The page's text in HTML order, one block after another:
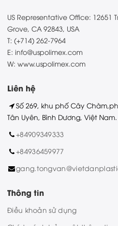
US Representative Office: 12651
Grove, CA 92843, USA
T: (+714) 262-7964
E: info@uspolimex.com
W: www.uspolimex.com
Liên hệ
Số 269, khu phố Cây
Tân Uyên, Bình Dương, Việt Nam.
+84909349333
+84936459977
Thông tin
Điều khoản sử dụng